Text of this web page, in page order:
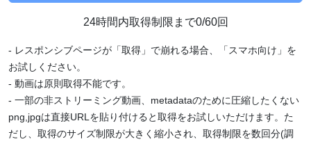
24時間内取得制限まで0/60回
- レスポンシブページが「取得」で崩れる場合、「スマホ向け」を
お試しください。
- 動画は原則取得不能です。
- 一部の非ストリーミング動画、metadataのために圧縮したくない
png,jpgは直接URLを貼り付けると取得をお試しいただけます。た
だし、取得のサイズ制限が大きく縮小され、取得制限を数回分(調